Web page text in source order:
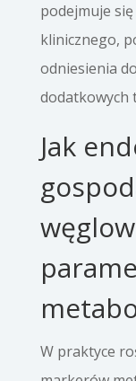
podejmuje
klinicznego,
odniesienia
dodatkowych
Jak
W praktyce